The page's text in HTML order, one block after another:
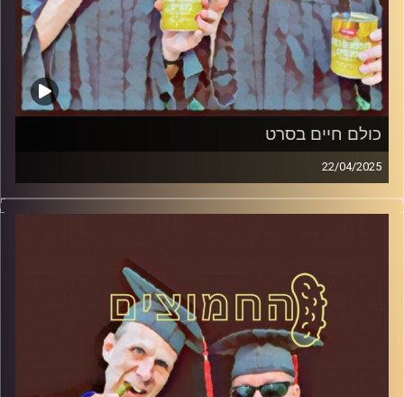
כולם חיים בסרט
22/04/2025
המערכת הפוליטית על ספת הפסיכולוג, עם פרופסור בועז בן-
דוד ופרופסור גלעד הירשברגר
קרדיט תמונות:AudioVersity